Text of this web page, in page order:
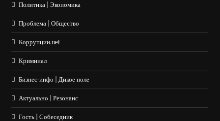
Политика | Экономика
Проблема | Общество
Коррупции.net
Криминал
Бизнес-инфо | Дикое поле
Актуально | Резонанс
Гость | Собеседник